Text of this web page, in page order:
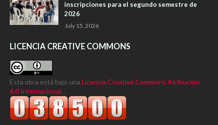
inscripciones para el segundo semestre de
2026
July 15, 2026
LICENCIA CREATIVE COMMONS
Esta obra está bajo una Licencia Creative Commons Atribución
4.0 Internacional. .